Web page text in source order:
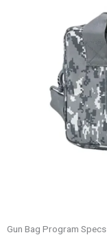
Gun Bag Program Specs